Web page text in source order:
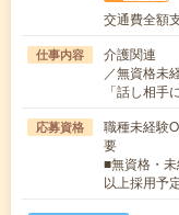
交通費全額
仕事内容
介護関連
／無資格未
「話し相
応募資格
職種未経験
要
■無資格・
以上採用予